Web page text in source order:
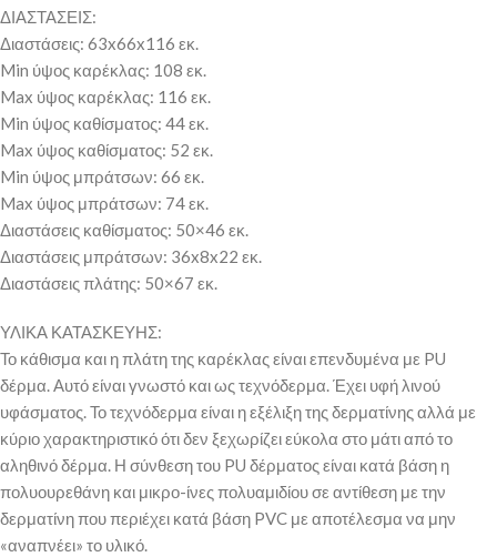
ΔΙΑΣΤΑΣΕΙΣ:
Διαστάσεις: 63x66x116 εκ.
Min ύψος καρέκλας: 108 εκ.
Max ύψος καρέκλας: 116 εκ.
Min ύψος καθίσματος: 44 εκ.
Max ύψος καθίσματος: 52 εκ.
Min ύψος μπράτσων: 66 εκ.
Max ύψος μπράτσων: 74 εκ.
Διαστάσεις καθίσματος: 50×46 εκ.
Διαστάσεις μπράτσων: 36x8x22 εκ.
Διαστάσεις πλάτης: 50×67 εκ.
ΥΛΙΚΑ ΚΑΤΑΣΚΕΥΗΣ:
Το κάθισμα και η πλάτη της καρέκλας είναι επενδυμένα με PU
δέρμα. Αυτό είναι γνωστό και ως τεχνόδερμα. Έχει υφή λινού
υφάσματος. Το τεχνόδερμα είναι η εξέλιξη της δερματίνης αλλά με
κύριο χαρακτηριστικό ότι δεν ξεχωρίζει εύκολα στο μάτι από το
αληθινό δέρμα. Η σύνθεση του PU δέρματος είναι κατά βάση η
πολυουρεθάνη και μικρο-ίνες πολυαμιδίου σε αντίθεση με την
δερματίνη που περιέχει κατά βάση PVC με αποτέλεσμα να μην
«αναπνέει» το υλικό.